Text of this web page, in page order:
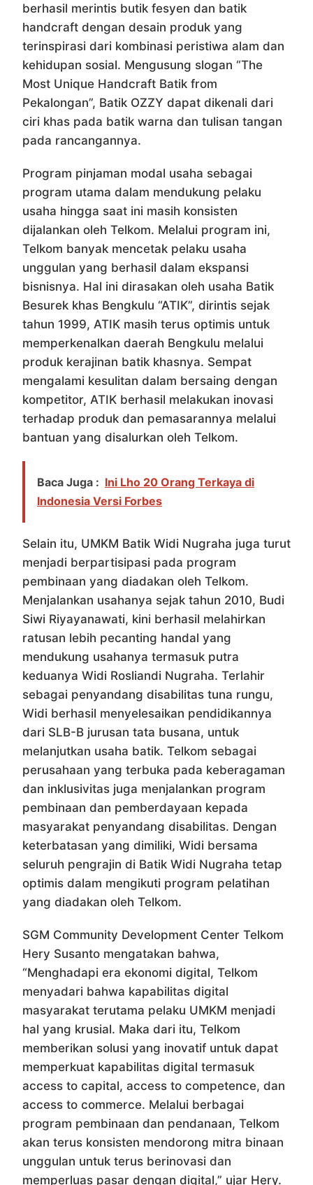
berhasil merintis butik fesyen dan batik
handcraft dengan desain produk yang
terinspirasi dari kombinasi peristiwa alam dan
kehidupan sosial. Mengusung slogan “The
Most Unique Handcraft Batik from
Pekalongan”, Batik OZZY dapat dikenali dari
ciri khas pada batik warna dan tulisan tangan
pada rancangannya.
Program pinjaman modal usaha sebagai
program utama dalam mendukung pelaku
usaha hingga saat ini masih konsisten
dijalankan oleh Telkom. Melalui program ini,
Telkom banyak mencetak pelaku usaha
unggulan yang berhasil dalam ekspansi
bisnisnya. Hal ini dirasakan oleh usaha Batik
Besurek khas Bengkulu “ATIK”, dirintis sejak
tahun 1999, ATIK masih terus optimis untuk
memperkenalkan daerah Bengkulu melalui
produk kerajinan batik khasnya. Sempat
mengalami kesulitan dalam bersaing dengan
kompetitor, ATIK berhasil melakukan inovasi
terhadap produk dan pemasarannya melalui
bantuan yang disalurkan oleh Telkom.
Baca Juga : Ini Lho 20 Orang Terkaya di
Indonesia Versi Forbes
Selain itu, UMKM Batik Widi Nugraha juga turut
menjadi berpartisipasi pada program
pembinaan yang diadakan oleh Telkom.
Menjalankan usahanya sejak tahun 2010, Budi
Siwi Riyayanawati, kini berhasil melahirkan
ratusan lebih pecanting handal yang
mendukung usahanya termasuk putra
keduanya Widi Rosliandi Nugraha. Terlahir
sebagai penyandang disabilitas tuna rungu,
Widi berhasil menyelesaikan pendidikannya
dari SLB-B jurusan tata busana, untuk
melanjutkan usaha batik. Telkom sebagai
perusahaan yang terbuka pada keberagaman
dan inklusivitas juga menjalankan program
pembinaan dan pemberdayaan kepada
masyarakat penyandang disabilitas. Dengan
keterbatasan yang dimiliki, Widi bersama
seluruh pengrajin di Batik Widi Nugraha tetap
optimis dalam mengikuti program pelatihan
yang diadakan oleh Telkom.
SGM Community Development Center Telkom
Hery Susanto mengatakan bahwa,
“Menghadapi era ekonomi digital, Telkom
menyadari bahwa kapabilitas digital
masyarakat terutama pelaku UMKM menjadi
hal yang krusial. Maka dari itu, Telkom
memberikan solusi yang inovatif untuk dapat
memperkuat kapabilitas digital termasuk
access to capital, access to competence, dan
access to commerce. Melalui berbagai
program pembinaan dan pendanaan, Telkom
akan terus konsisten mendorong mitra binaan
unggulan untuk terus berinovasi dan
memperluas pasar dengan digital,” ujar Hery.